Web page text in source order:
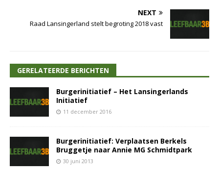
NEXT
Raad Lansingerland stelt begroting 2018 vast
GERELATEERDE BERICHTEN
Burgerinitiatief – Het Lansingerlands
Initiatief
11 december 2016
Burgerinitiatief: Verplaatsen Berkels
Bruggetje naar Annie MG Schmidtpark
30 juni 2013